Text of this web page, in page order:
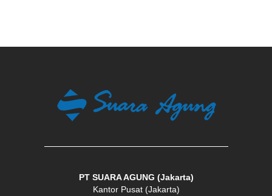
PT SUARA AGUNG (Jakarta)
Kantor Pusat (Jakarta)